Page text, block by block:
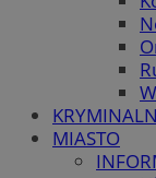
MIASTO